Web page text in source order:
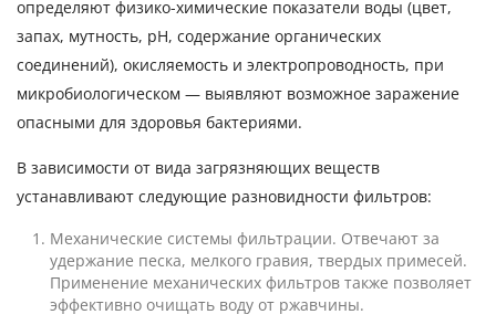
определяют физико-химические показатели воды (цвет,
запах, мутность, рН, содержание органических
соединений), окисляемость и электропроводность, при
микробиологическом — выявляют возможное заражение
опасными для здоровья бактериями.
В зависимости от вида загрязняющих веществ
устанавливают следующие разновидности фильтров:
Механические системы фильтрации. Отвечают за
удержание песка, мелкого гравия, твердых примесей.
Применение механических фильтров также позволяет
эффективно очищать воду от ржавчины.